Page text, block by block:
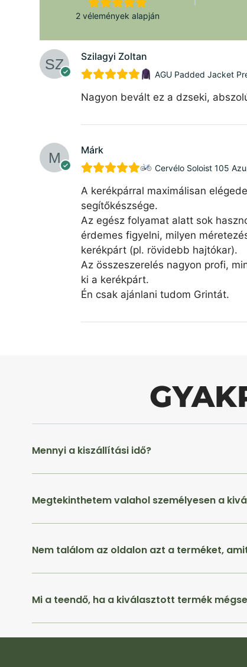
2 vélemények alapján
Szilagyi Zoltan
AGU Padded Jacket
Nagyon bevált ez a dzseki,
Márk
Cervélo Soloist 105
A kerékpárral maximálisan
segítőkészsége.
Az egész folyamat alatt sok
érdemes figyelni, milyen
kerékpárt (pl. rövidebb hajtókar).
Az összeszerelés nagyon profi,
ki a kerékpárt.
Én csak ajánlani tudom Grintát.
Mennyi a kiszállítási idő?
Megtekinthetem valahol személyesen a
Nem találom az oldalon azt a terméket,
Mi a teendő, ha a kiválasztott termék